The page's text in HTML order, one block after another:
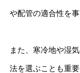
や配管の適合性を事
また、寒冷地や湿
法を選ぶことも重要